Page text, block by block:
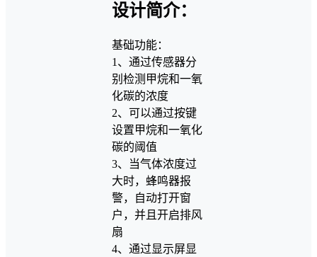
设计简介：
基础功能：
1、通过传感器分
别检测甲烷和一氧
化碳的浓度
2、可以通过按键
设置甲烷和一氧化
碳的阈值
3、当气体浓度过
大时，蜂鸣器报
警，自动打开窗
户，并且开启排风
扇
4、通过显示屏显